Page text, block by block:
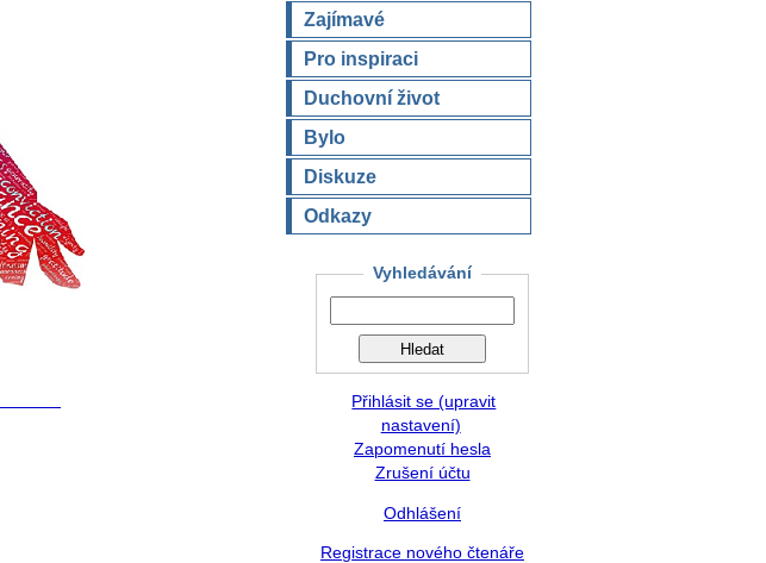
Zajímavé
Pro inspiraci
Duchovní život
Bylo
Diskuze
Odkazy
Vyhledávání
Přihlásit se (upravit
nastavení)
Zapomenutí hesla
Zrušení účtu
Odhlášení
Registrace nového čtenáře